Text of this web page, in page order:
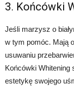
3. Końcówki
Jeśli marzysz o
w tym pomóc. Mają
usuwaniu
Końcówki Whitening
estetykę swojego